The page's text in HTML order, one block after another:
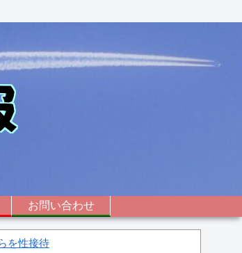
お問い合わせ
を性接待